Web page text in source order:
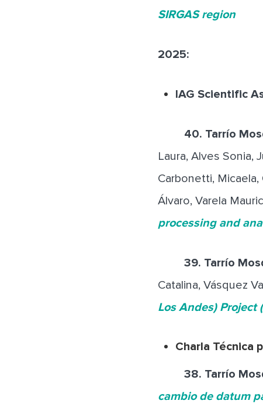
SIRGAS region
2025:
IAG Scientific
40. Tarrío
Laura, Alves Sonia,
Carbonetti, Micaela,
Álvaro, Varela
processing and
39. Tarrío
Catalina, Vásquez
Los Andes) Project
Charla Técnica
38. Tarrío
cambio de datum